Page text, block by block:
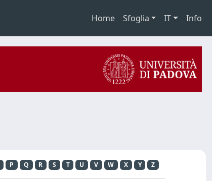
Home Sfoglia IT Info
P Q R S T U V W X Y Z